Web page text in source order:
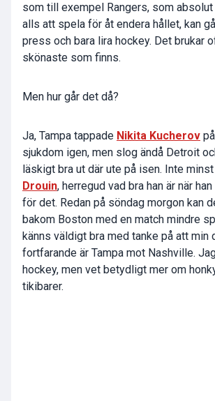
som till exempel Rangers, som absolut
alls att spela för åt endera hållet, kan
press och bara lira hockey. Det brukar
skönaste som finns.
Men hur går det då?
Ja, Tampa tappade Nikita Kucherov
sjukdom igen, men slog ändå Detroit
läskigt bra ut där ute på isen. Inte minst
Drouin, herregud vad bra han är när
för det. Redan på söndag morgon kan
bakom Boston med en match mindre
känns väldigt bra med tanke på att min
fortfarande är Tampa mot Nashville.
hockey, men vet betydligt mer om
tikibarer.